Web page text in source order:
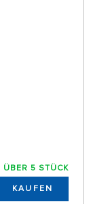
ÜBER 5 STÜCK
KAUFEN